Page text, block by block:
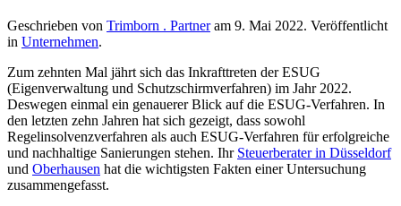
Geschrieben von Trimborn . Partneram 9. Mai 2022. Veröffentlicht
in Unternehmen.
Zum zehnten Mal jährt sich das Inkrafttreten der ESUG
(Eigenverwaltung und Schutzschirmverfahren) im Jahr 2022.
Deswegen einmal ein genauerer Blick auf die ESUG-Verfahren. In
den letzten zehn Jahren hat sich gezeigt, dass sowohl
Regelinsolvenzverfahren als auch ESUG-Verfahren für erfolgreiche
und nachhaltige Sanierungen stehen. Ihr Steuerberater in Düsseldorf
und Oberhausen hat die wichtigsten Fakten einer Untersuchung
zusammengefasst.